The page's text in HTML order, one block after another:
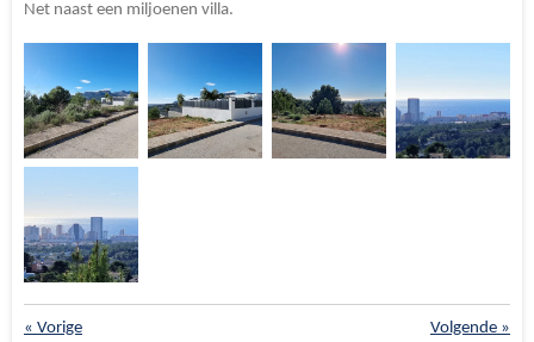
Net naast een miljoenen villa.
« Vorige Volgende »